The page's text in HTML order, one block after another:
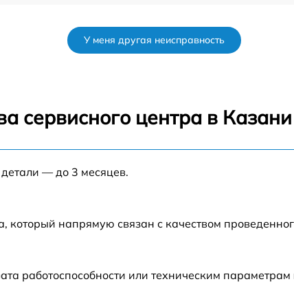
У меня другая неисправность
сервисного центра в Казани
— до 3 месяцев.
который напрямую связан с качеством
работоспособности или техническим